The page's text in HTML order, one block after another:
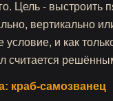
Цель - выстроить
вертикально
условие, и как
считается
краб-самозванец